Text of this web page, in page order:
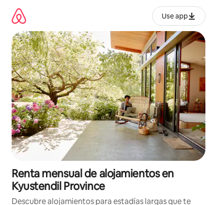
contenido
Use app
Renta mensual de alojamientos en
Kyustendil Province
Descubre alojamientos para estadías largas que te